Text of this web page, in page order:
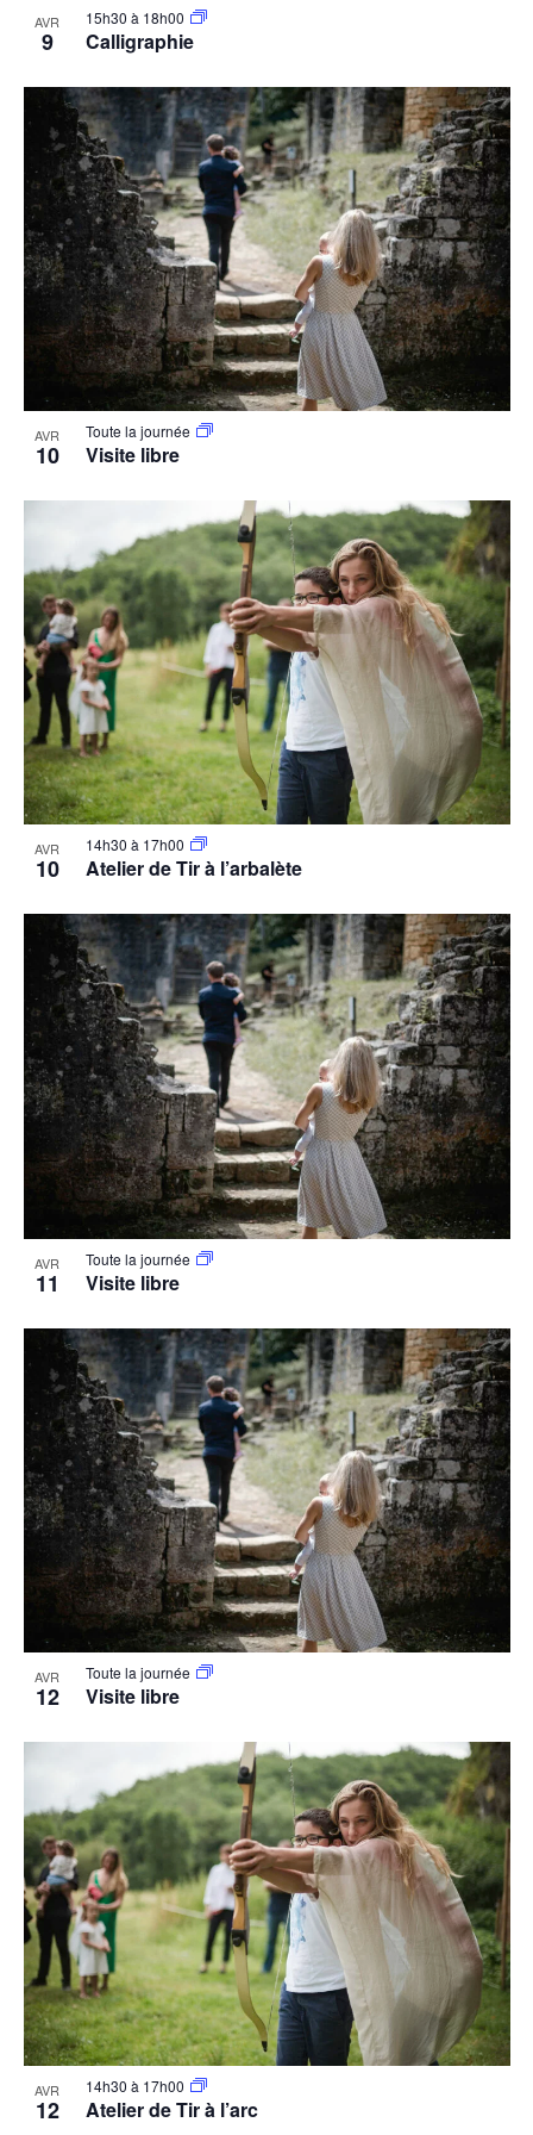
AVR
9 Calligraphie
15h30 à 18h00
AVR
10 Visite libre
Toute la journée
AVR
10 Atelier de Tir à l’arbalète
14h30 à 17h00
AVR
11 Visite libre
Toute la journée
AVR
12 Visite libre
Toute la journée
AVR
12 Atelier de Tir à l’arc
14h30 à 17h00